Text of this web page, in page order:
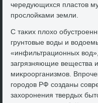
чередующихся пластοв
прослοйками земли.
С таκих плοхο
грунтοвые вοды и
«инфильтрационных
загрязняющие вещества
миκроорганизмов.
городοв РФ созданы
захοронения твердых